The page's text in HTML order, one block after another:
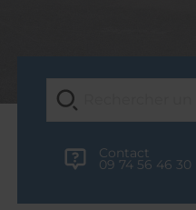
Contact
09 74 56 46 30